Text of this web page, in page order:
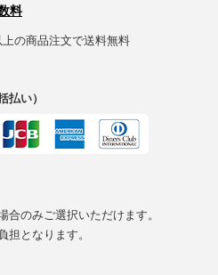
料
の商品注文で送料無料
払い）
合のみご選択いただけます。
となります。